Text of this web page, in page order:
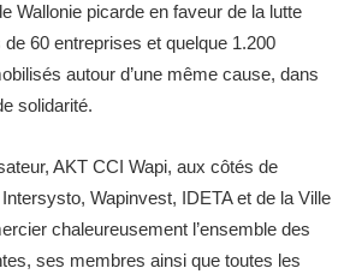
Wallonie picarde en faveur de la lutte
60 entreprises et quelque 1.200
autour d’une même cause, dans
solidarité.
AKT CCI Wapi, aux côtés de
Wapinvest, IDETA et de la Ville
chaleureusement l’ensemble des
ses membres ainsi que toutes les